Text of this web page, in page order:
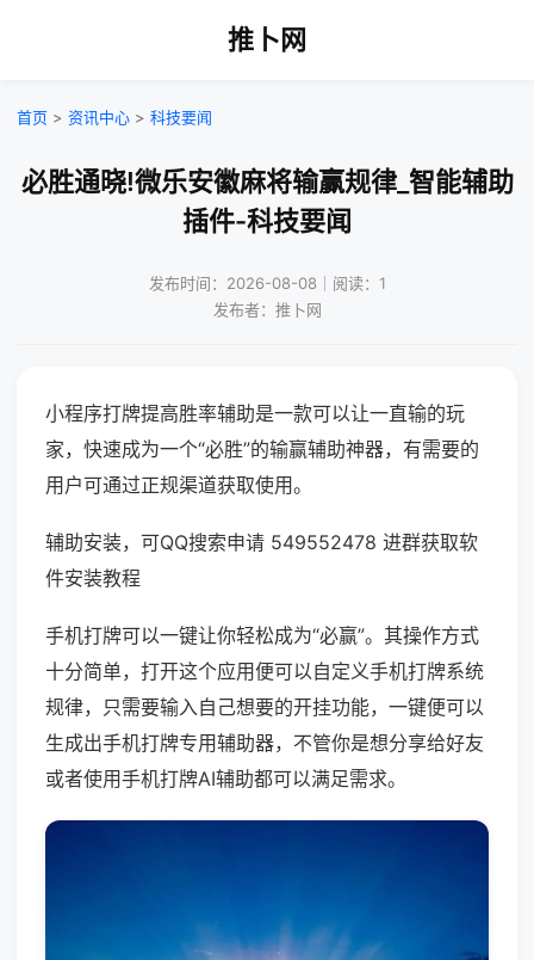
推卜网
首页 > 资讯中心 > 科技要闻
必胜通晓!微乐安徽麻将输赢规律_智能辅助
插件-科技要闻
发布时间：2026-08-08｜阅读：1
发布者：推卜网
小程序打牌提高胜率辅助是一款可以让一直输的玩
家，快速成为一个“必胜”的输赢辅助神器，有需要的
用户可通过正规渠道获取使用。
辅助安装，可QQ搜索申请 549552478 进群获取软
件安装教程
手机打牌可以一键让你轻松成为“必赢”。其操作方式
十分简单，打开这个应用便可以自定义手机打牌系统
规律，只需要输入自己想要的开挂功能，一键便可以
生成出手机打牌专用辅助器，不管你是想分享给好友
或者使用手机打牌AI辅助都可以满足需求。